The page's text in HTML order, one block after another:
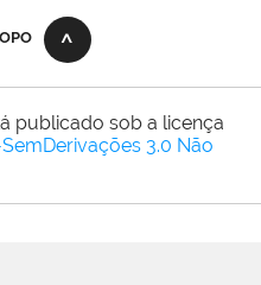
publicado sob a licença
3.0 Não